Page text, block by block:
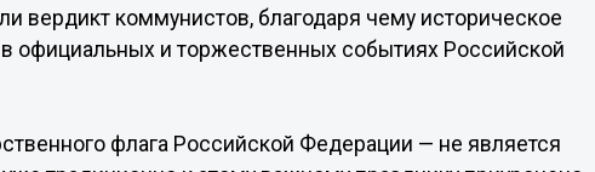
вердикт коммунистов, благодаря чему историческое
официальных и торжественных событиях Российской
флага Российской Федерации — не является